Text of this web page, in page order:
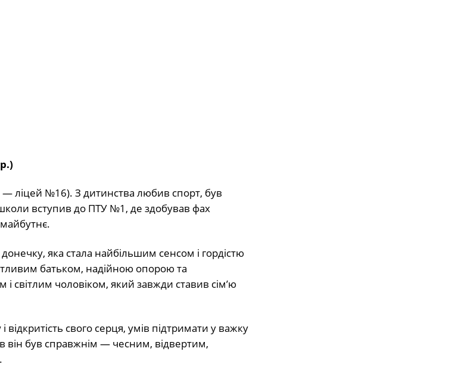
ліцей №16). З дитинства любив спорт, був
вступив до ПТУ №1, де здобував фах
яка стала найбільшим сенсом і гордістю
батьком, надійною опорою та
чоловіком, який завжди ставив сім’ю
свого серця, умів підтримати у важку
він був справжнім — чесним, відвертим,